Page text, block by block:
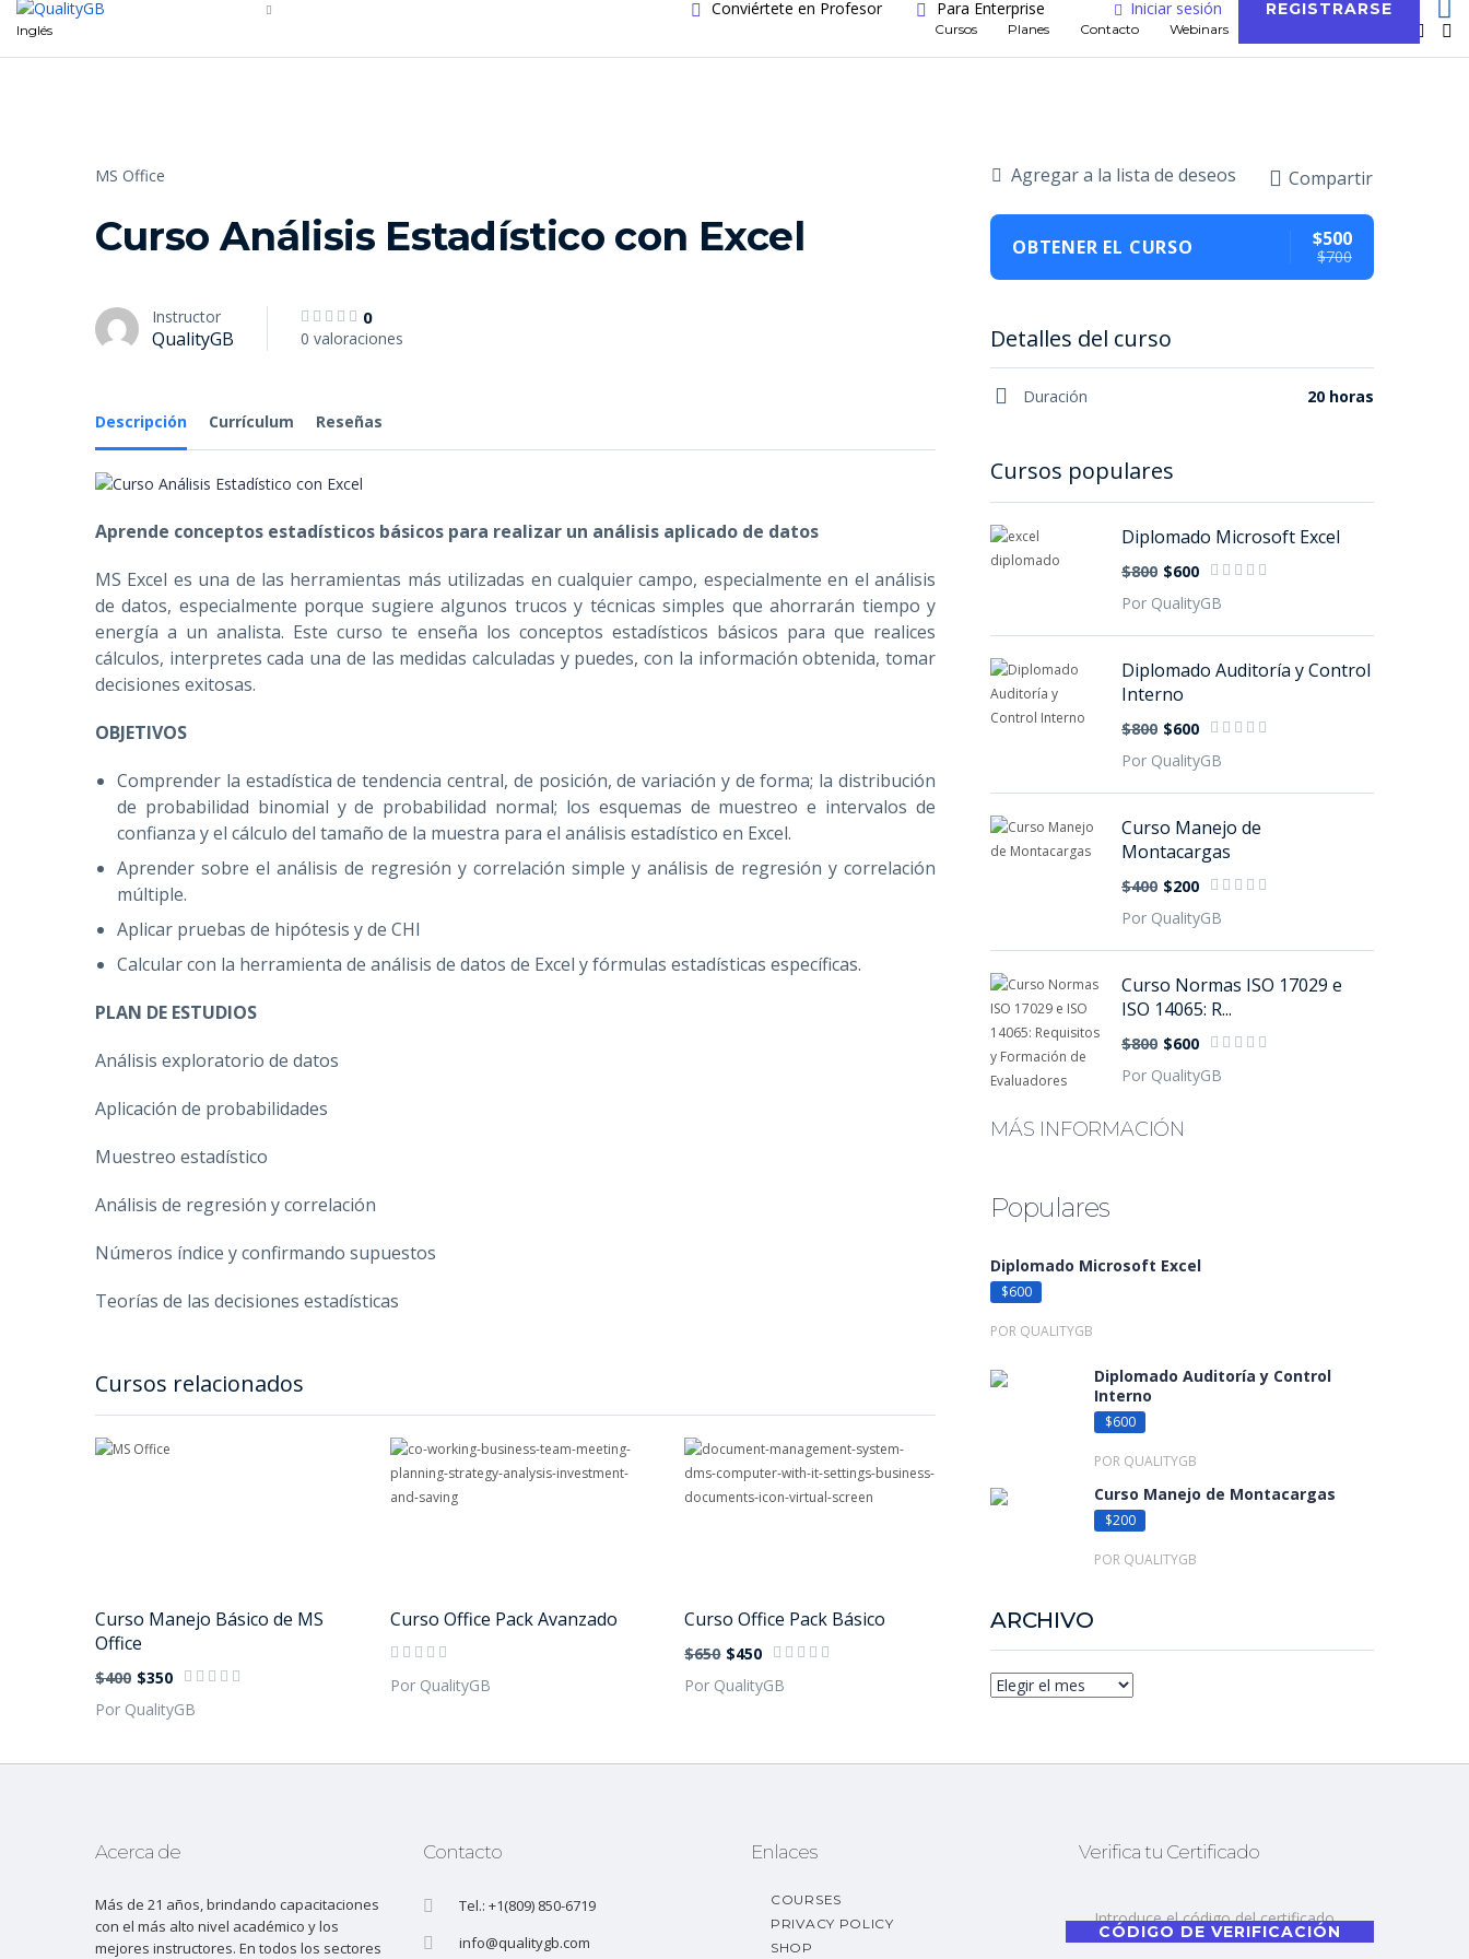
Inglés Cursos Planes Contacto Webinars
Conviértete en Profesor Para Enterprise Iniciar sesión REGISTRARSE
MS Office
Curso Análisis Estadístico con Excel
Instructor
QualityGB
0
0 valoraciones
Descripción Currículum Reseñas
Aprende conceptos estadísticos básicos para realizar un análisis aplicado de datos
MS Excel es una de las herramientas más utilizadas en cualquier campo, especialmente en el análisis
de datos, especialmente porque sugiere algunos trucos y técnicas simples que ahorrarán tiempo y
energía a un analista. Este curso te enseña los conceptos estadísticos básicos para que realices
cálculos, interpretes cada una de las medidas calculadas y puedes, con la información obtenida, tomar
decisiones exitosas.
OBJETIVOS
Comprender la estadística de tendencia central, de posición, de variación y de forma; la distribución
de probabilidad binomial y de probabilidad normal; los esquemas de muestreo e intervalos de
confianza y el cálculo del tamaño de la muestra para el análisis estadístico en Excel.
Aprender sobre el análisis de regresión y correlación simple y análisis de regresión y correlación
múltiple.
Aplicar pruebas de hipótesis y de CHI
Calcular con la herramienta de análisis de datos de Excel y fórmulas estadísticas específicas.
PLAN DE ESTUDIOS
Análisis exploratorio de datos
Aplicación de probabilidades
Muestreo estadístico
Análisis de regresión y correlación
Números índice y confirmando supuestos
Teorías de las decisiones estadísticas
Cursos relacionados
Curso Manejo Básico de MS
Office
$400 $350
Por QualityGB
Curso Office Pack Avanzado
Por QualityGB
Curso Office Pack Básico
$650 $450
Por QualityGB
Agregar a la lista de deseos Compartir
OBTENER EL CURSO $500
$700
Detalles del curso
Duración 20 horas
Cursos populares
Diplomado Microsoft Excel
$800 $600
Por QualityGB
Diplomado Auditoría y Control
Interno
$800 $600
Por QualityGB
Curso Manejo de
Montacargas
$400 $200
Por QualityGB
Curso Normas ISO 17029 e
ISO 14065: R...
$800 $600
Por QualityGB
MÁS INFORMACIÓN
Populares
Diplomado Microsoft Excel
$600
POR QUALITYGB
Diplomado Auditoría y Control
Interno
$600
POR QUALITYGB
Curso Manejo de Montacargas
$200
POR QUALITYGB
ARCHIVO
Acerca de
Más de 21 años, brindando capacitaciones
con el más alto nivel académico y los
mejores instructores. En todos los sectores
Contacto
Tel.: +1(809) 850-6719
info@qualitygb.com
Enlaces
COURSES
PRIVACY POLICY
SHOP
Verifica tu Certificado
CÓDIGO DE VERIFICACIÓN